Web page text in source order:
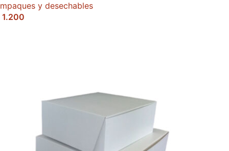
y desechables
1.200